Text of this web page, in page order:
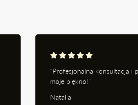
"Profesjonalna konsultacja i
moje piękno!"
Natalia